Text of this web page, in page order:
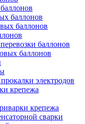
баллонов
баллонов
баллонов
баллонов
электродов
крепежа
крепежа
сварки